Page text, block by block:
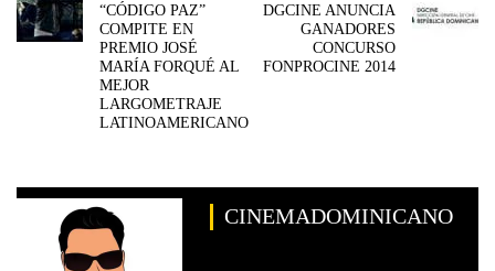
“CÓDIGO PAZ”
COMPITE EN
PREMIO JOSÉ
MARÍA FORQUÉ AL
MEJOR
LARGOMETRAJE
LATINOAMERICANO
DGCINE ANUNCIA
GANADORES
CONCURSO
FONPROCINE 2014
CINEMADOMINICANO